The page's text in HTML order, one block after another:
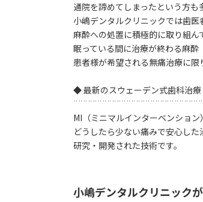
通院を諦めてしまったという方も
小嶋デンタルクリニックでは歯
麻酔への処置に積極的に取り組
眠っている間に治療が終わる麻酔
患者様が希望される無痛治療に限
◆ 最新のスウェーデン式歯科治療
MI（ミニマルインターベンショ
どうしたら少ない痛みで安心し
研究・開発された技術です。
小嶋デンタルクリニック